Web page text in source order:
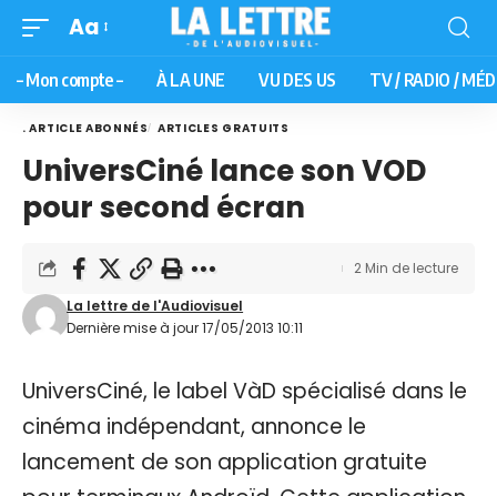
Aa
– Mon compte – À LA UNE VU DES US TV / RADIO /
. ARTICLE ABONNÉS ARTICLES GRATUITS
UniversCiné lance son VOD
pour second écran
Dernière mise à jour 17/05/2013 10:11
La lettre de l'Audiovisuel
2 Min de lecture
UniversCiné, le label VàD spécialisé dans le
cinéma indépendant, annonce le
lancement de son application gratuite